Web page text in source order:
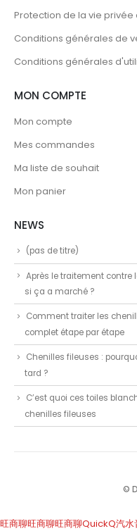
Protection de la vie privée
Conditions générales de
Conditions générales
MON COMPTE
Mon compte
Mes commandes
Ma liste de souhait
Mon panier
NEWS
(pas de titre)
Après le traitement
si ça a marché ?
Comment traiter les
complet étape par étape
Chenilles fileuses :
tard ?
C’est quoi ces toiles
chenilles fileuses
©
旺商聊旺商聊旺商聊QuickQ汽水